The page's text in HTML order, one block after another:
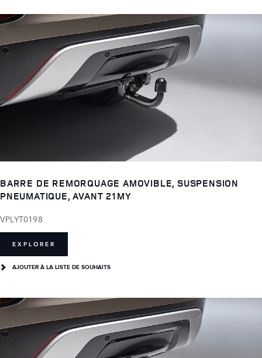
BARRE DE REMORQUAGE AMOVIBLE, SUSPENSION
PNEUMATIQUE, AVANT 21MY
VPLYT0198
EXPLORER
AJOUTER À LA LISTE DE SOUHAITS